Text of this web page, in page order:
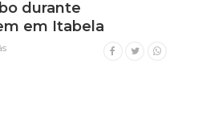
durante
em Itabela